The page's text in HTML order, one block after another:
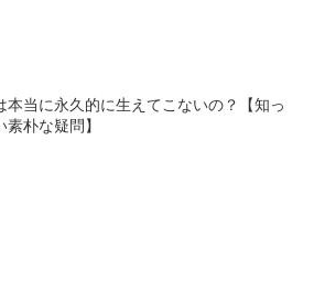
本当に永久的に生えてこないの？【知っ
朴な疑問】